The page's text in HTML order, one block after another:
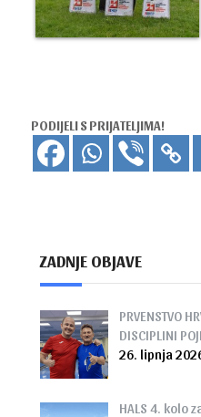
PODIJELI S PRIJATELJIMA!
ZADNJE OBJAVE
PRVENSTVO
DISCIPLINI
26. lipnja
HALS 4. kolo